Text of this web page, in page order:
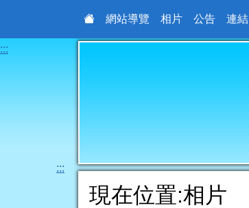
:::
網站導覽 相片 公告 連結
:::
現在位置:相片